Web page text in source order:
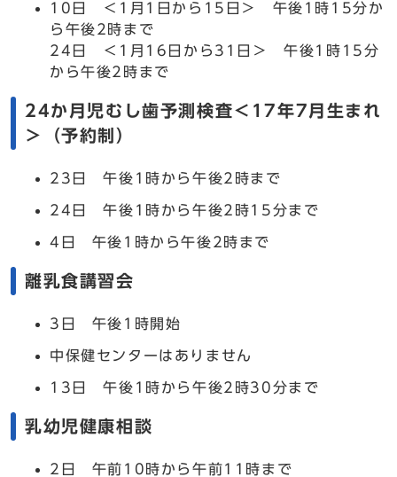
10日 ＜1月1日から15日＞ 午後1時15分か
ら午後2時まで
24日 ＜1月16日から31日＞ 午後1時15分
から午後2時まで
24か月児むし歯予測検査＜17年7月生まれ
＞（予約制）
23日 午後1時から午後2時まで
24日 午後1時から午後2時15分まで
4日 午後1時から午後2時まで
離乳食講習会
3日 午後1時開始
中保健センターはありません
13日 午後1時から午後2時30分まで
乳幼児健康相談
2日 午前10時から午前11時まで